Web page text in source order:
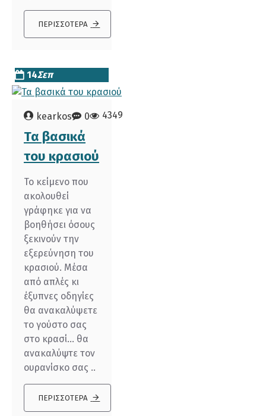
ΠΕΡΙΣΣΌΤΕΡΑ
14Σεπ
kearkos 0 4349
Τα βασικά
του κρασιού
Το κείμενο που
ακολουθεί
γράφηκε για να
βοηθήσει όσους
ξεκινούν την
εξερεύνηση του
κρασιού. Μέσα
από απλές κι
έξυπνες οδηγίες
θα ανακαλύψετε
το γούστο σας
στο κρασί... θα
ανακαλύψτε τον
ουρανίσκο σας ..
ΠΕΡΙΣΣΌΤΕΡΑ